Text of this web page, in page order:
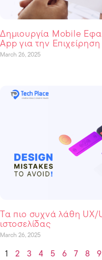
Δημιουργία Mobile
App για την Επιχείρηση
March 26, 2025
Τα πιο συχνά λάθη UX/
ιστοσελίδας
March 26, 2025
1 2 3 4 5 6 7 8 9